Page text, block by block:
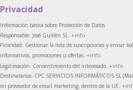
Privacidad
Información básica sobre Protección de Datos
Responsable: José Guillén SL. +info
Finalidad: Gestionar la lista de suscripciones y enviar
informativos, promociones u ofertas. +info
Legitimación: Consentimiento del interesado. +info
Destinatarios: CPC SERVICIOS INFORMÁTICOS SL
mi proveedor de email marketing, dentro de la UE.